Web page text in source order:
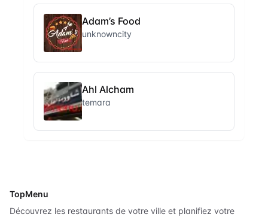
Adam’s Food
unknowncity
Ahl Alcham
temara
TopMenu
Découvrez les restaurants de votre ville et planifiez votre